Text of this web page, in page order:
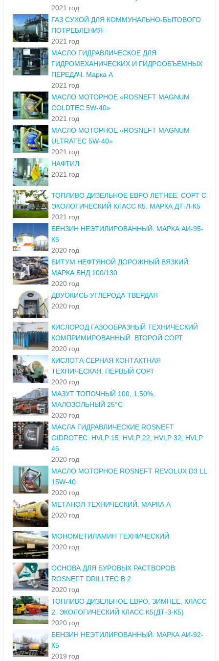
2021 год
ГАЗ СУХОЙ ДЛЯ КОММУНАЛЬНО-БЫТОВОГО
ПОТРЕБЛЕНИЯ
2021 год
МАСЛО ГИДРАВЛИЧЕСКОЕ ДЛЯ
ГИДРОМЕХАНИЧЕСКИХ И ГИДРООБЪЕМНЫХ
ПЕРЕДАЧ. Марка А
2021 год
МАСЛО МОТОРНОЕ «ROSNEFT MAGNUM
COLDTEC 5W-40»
2021 год
МАСЛО МОТОРНОЕ «ROSNEFT MAGNUM
ULTRATEC 5W-40»
2021 год
НАФТИЛ
2021 год
ТОПЛИВО ДИЗЕЛЬНОЕ ЕВРО ЛЕТНЕЕ. СОРТ С.
ЭКОЛОГИЧЕСКИЙ КЛАСС К5. МАРКА ДТ-Л-К5
2021 год
БЕНЗИН НЕЭТИЛИРОВАННЫЙ. МАРКА АИ-95-
К5
2020 год
БИТУМ НЕФТЯНОЙ ДОРОЖНЫЙ ВЯЗКИЙ.
МАРКА БНД 100/130
2020 год
ДВУОКИСЬ УГЛЕРОДА ТВЕРДАЯ
2020 год
КИСЛОРОД ГАЗООБРАЗНЫЙ ТЕХНИЧЕСКИЙ
КОМПРИМИРОВАННЫЙ. ВТОРОЙ СОРТ
2020 год
КИСЛОТА СЕРНАЯ КОНТАКТНАЯ
ТЕХНИЧЕСКАЯ. ПЕРВЫЙ СОРТ
2020 год
МАЗУТ ТОПОЧНЫЙ 100, 1,50%,
МАЛОЗОЛЬНЫЙ 25°С
2020 год
МАСЛА ГИДРАВЛИЧЕСКИЕ ROSNEFT
GIDROTEC: HVLP 15, HVLP 22, HVLP 32, HVLP
46
2020 год
МАСЛО МОТОРНОЕ ROSNEFT REVOLUX D3 LL
15W-40
2020 год
МЕТАНОЛ ТЕХНИЧЕСКИЙ. МАРКА А
2020 год
МОНОМЕТИЛАМИН ТЕХНИЧЕСКИЙ
2020 год
ОСНОВА ДЛЯ БУРОВЫХ РАСТВОРОВ
ROSNEFT DRILLTEC B 2
2020 год
ТОПЛИВО ДИЗЕЛЬНОЕ ЕВРО, ЗИМНЕЕ, КЛАСС
2. ЭКОЛОГИЧЕСКИЙ КЛАСС К5(ДТ-З-К5)
2020 год
БЕНЗИН НЕЭТИЛИРОВАННЫЙ. МАРКА АИ-92-
К5
2019 год